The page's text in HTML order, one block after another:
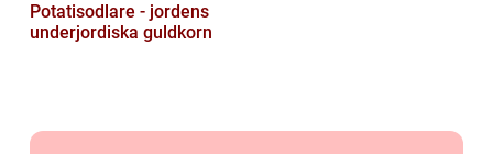
Potatisodlare - jordens
underjordiska guldkorn